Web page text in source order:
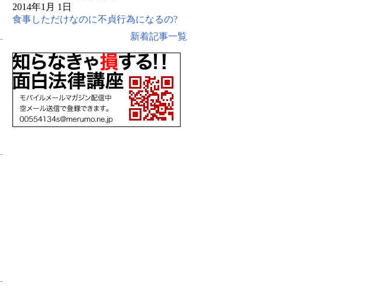
2014年1月 1日
食事しただけなのに不貞行為になるの?
新着記事一覧